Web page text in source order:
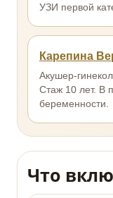
УЗИ первой
Карепина
Акушер-
Стаж 10 лет. В
беременности.
Что